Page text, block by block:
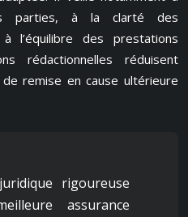
parties, à la clarté des
l’équilibre des prestations
rédactionnelles réduisent
remise en cause ultérieure
rigoureuse
assurance